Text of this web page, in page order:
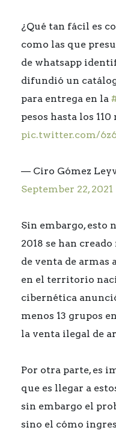
¿Qué tan fácil es
como las que
de whatsapp
difundió un
para entrega en la
pesos hasta los
pic.twitter.com/
— Ciro Gómez
September 22, 2021
Sin embargo, esto
2018 se han
de venta de armas
en el territorio
cibernética
menos 13 grupos
la venta ilegal de
Por otra parte, es
que es llegar a
sin embargo el
sino el cómo